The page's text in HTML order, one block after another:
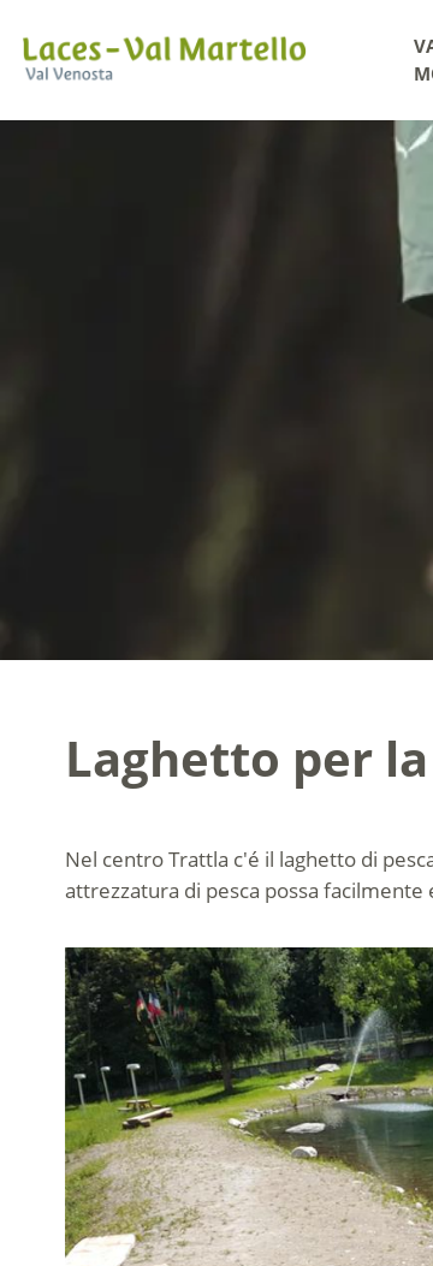
Laghetto per
Nel centro Trattla c'é il laghetto di
attrezzatura di pesca possa